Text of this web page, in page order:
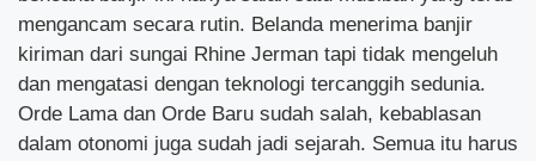
mengancam secara rutin. Belanda menerima banjir
kiriman dari sungai Rhine Jerman tapi tidak mengeluh
dan mengatasi dengan teknologi tercanggih sedunia.
Orde Lama dan Orde Baru sudah salah, kebablasan
dalam otonomi juga sudah jadi sejarah. Semua itu harus